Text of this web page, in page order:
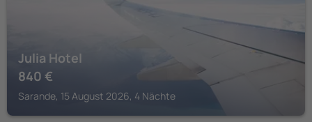
Julia Hotel
840 €
Sarande, 15 August 2026, 4 Nächte